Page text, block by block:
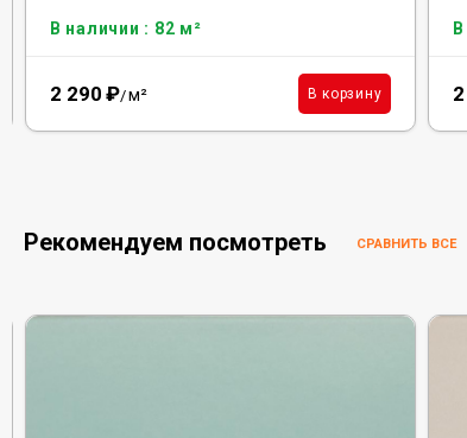
В наличии : 82 м²
2 290 ₽/м² В корзину
Рекомендуем посмотреть СРАВНИТЬ ВСЕ